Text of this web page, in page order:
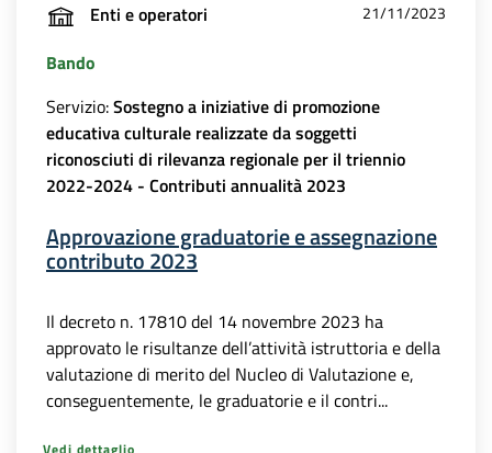
Enti e operatori 21/11/2023
Bando
Servizio:Sostegno a iniziative di promozione
educativa culturale realizzate da soggetti
riconosciuti di rilevanza regionale per il triennio
2022-2024 - Contributi annualità 2023
Approvazione graduatorie e assegnazione
contributo 2023
Il decreto n. 17810 del 14 novembre 2023 ha
approvato le risultanze dell’attività istruttoria e della
valutazione di merito del Nucleo di Valutazione e,
conseguentemente, le graduatorie e il contri...